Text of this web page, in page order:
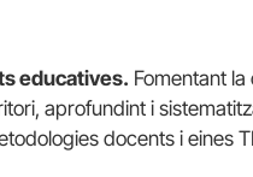
educatives. Fomentant la
aprofundint i
docents i eines